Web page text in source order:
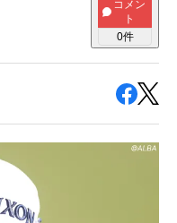
コメン
ト
0件